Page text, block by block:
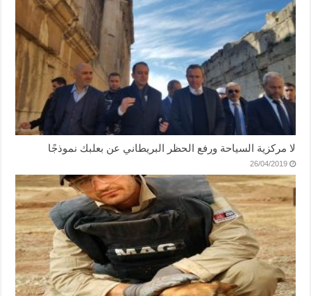
لا مركزية السياحة ورفع الحظر البريطاني عن بعلبك نموذجًا
26/04/2019